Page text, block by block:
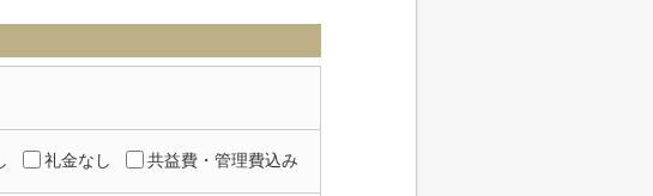
礼金なし 共益費・管理費込み